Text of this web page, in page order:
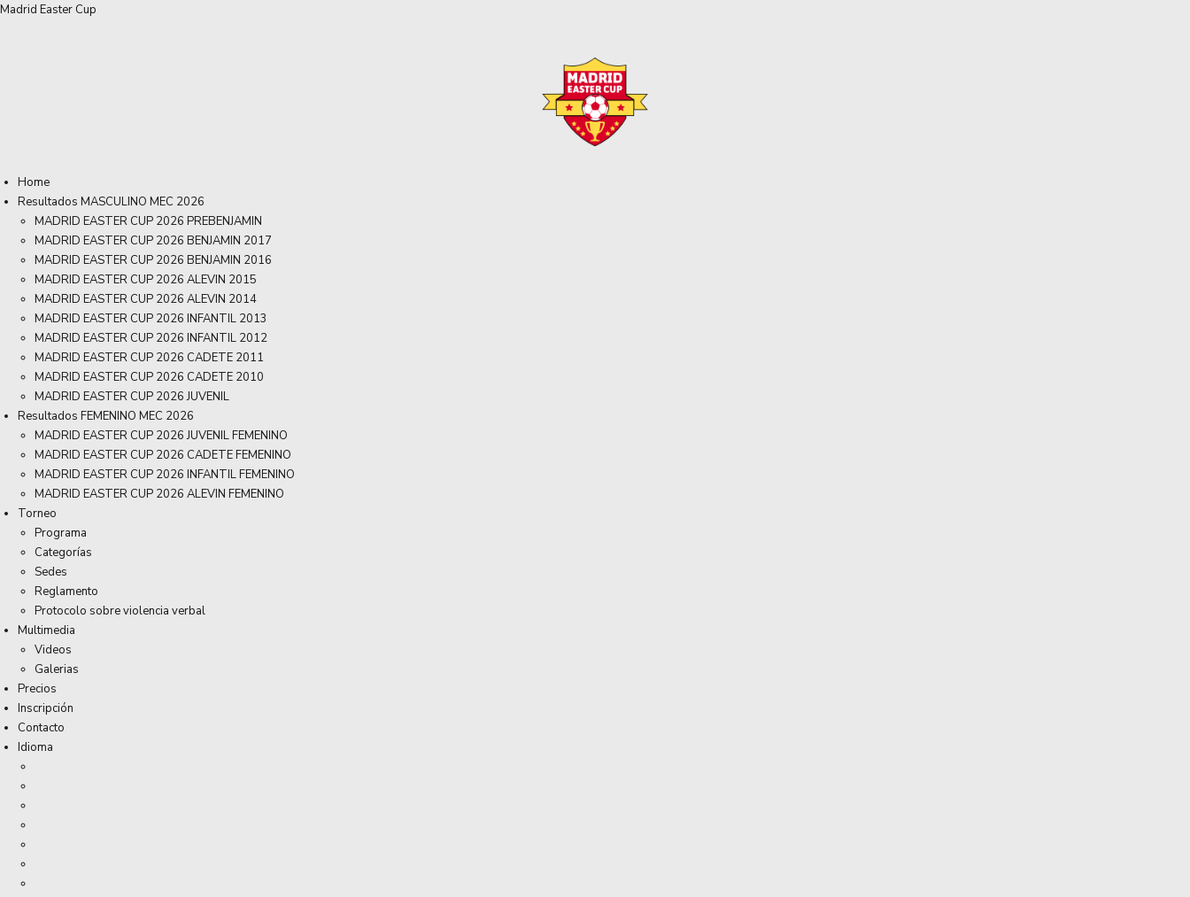
Madrid Easter Cup
Home
Resultados MASCULINO MEC 2026
MADRID EASTER CUP 2026 PREBENJAMIN
MADRID EASTER CUP 2026 BENJAMIN 2017
MADRID EASTER CUP 2026 BENJAMIN 2016
MADRID EASTER CUP 2026 ALEVIN 2015
MADRID EASTER CUP 2026 ALEVIN 2014
MADRID EASTER CUP 2026 INFANTIL 2013
MADRID EASTER CUP 2026 INFANTIL 2012
MADRID EASTER CUP 2026 CADETE 2011
MADRID EASTER CUP 2026 CADETE 2010
MADRID EASTER CUP 2026 JUVENIL
Resultados FEMENINO MEC 2026
MADRID EASTER CUP 2026 JUVENIL FEMENINO
MADRID EASTER CUP 2026 CADETE FEMENINO
MADRID EASTER CUP 2026 INFANTIL FEMENINO
MADRID EASTER CUP 2026 ALEVIN FEMENINO
Torneo
Programa
Categorías
Sedes
Reglamento
Protocolo sobre violencia verbal
Multimedia
Videos
Galerias
Precios
Inscripción
Contacto
Idioma